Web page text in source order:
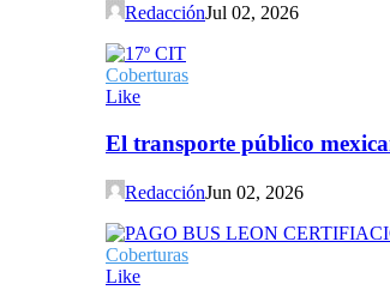
RedacciónJul 02, 2026
Coberturas
Like
El transporte público
RedacciónJun 02, 2026
Coberturas
Like